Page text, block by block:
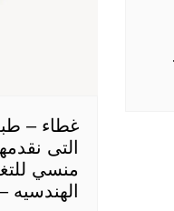
التى
منسي
الهندسيه